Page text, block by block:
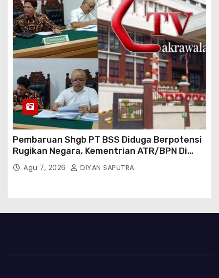
Pembaruan Shgb PT BSS Diduga Berpotensi
Rugikan Negara, Kementrian ATR/BPN Di
Gugat Di PTUN Jakarta
Agu 7, 2026 DIYAN SAPUTRA